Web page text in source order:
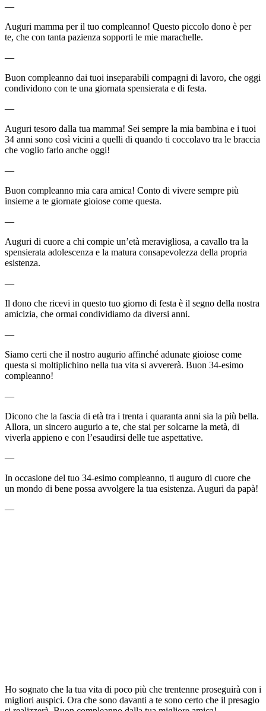
—
Auguri mamma per il tuo compleanno! Questo piccolo dono è per
te, che con tanta pazienza sopporti le mie marachelle.
—
Buon compleanno dai tuoi inseparabili compagni di lavoro, che oggi
condividono con te una giornata spensierata e di festa.
—
Auguri tesoro dalla tua mamma! Sei sempre la mia bambina e i tuoi
34 anni sono così vicini a quelli di quando ti coccolavo tra le braccia
che voglio farlo anche oggi!
—
Buon compleanno mia cara amica! Conto di vivere sempre più
insieme a te giornate gioiose come questa.
—
Auguri di cuore a chi compie un’età meravigliosa, a cavallo tra la
spensierata adolescenza e la matura consapevolezza della propria
esistenza.
—
Il dono che ricevi in questo tuo giorno di festa è il segno della nostra
amicizia, che ormai condividiamo da diversi anni.
—
Siamo certi che il nostro augurio affinché adunate gioiose come
questa si moltiplichino nella tua vita si avvererà. Buon 34-esimo
compleanno!
—
Dicono che la fascia di età tra i trenta i quaranta anni sia la più bella.
Allora, un sincero augurio a te, che stai per solcarne la metà, di
viverla appieno e con l’esaudirsi delle tue aspettative.
—
In occasione del tuo 34-esimo compleanno, ti auguro di cuore che
un mondo di bene possa avvolgere la tua esistenza. Auguri da papà!
—
Ho sognato che la tua vita di poco più che trentenne proseguirà con i
migliori auspici. Ora che sono davanti a te sono certo che il presagio